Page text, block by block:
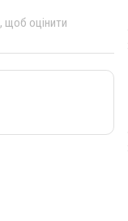
, щоб оцінити